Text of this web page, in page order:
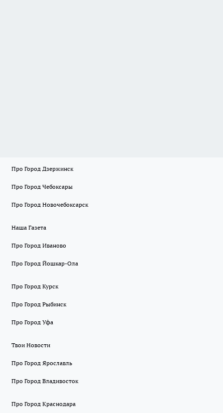
Про Город Дзержинск
Про Город Чебоксары
Про Город Новочебоксарск
Наша Газета
Про Город Иваново
Про Город Йошкар-Ола
Про Город Курск
Про Город Рыбинск
Про Город Уфа
Твои Новости
Про Город Ярославль
Про Город Владивосток
Про Город Краснодара